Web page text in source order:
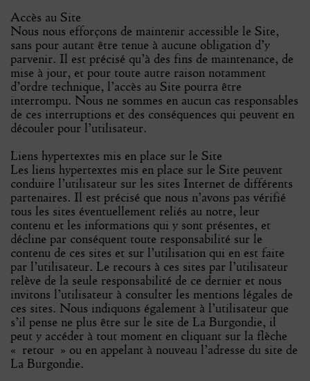
Accès au Site
Nous nous efforçons de maintenir accessible le Site,
sans pour autant être tenue à aucune obligation d’y
parvenir. Il est précisé qu’à des fins de maintenance, de
mise à jour, et pour toute autre raison notamment
d’ordre technique, l’accès au Site pourra être
interrompu. Nous ne sommes en aucun cas responsables
de ces interruptions et des conséquences qui peuvent en
découler pour l’utilisateur.
Liens hypertextes mis en place sur le Site
Les liens hypertextes mis en place sur le Site peuvent
conduire l’utilisateur sur les sites Internet de différents
partenaires. Il est précisé que nous n’avons pas vérifié
tous les sites éventuellement reliés au notre, leur
contenu et les informations qui y sont présentes, et
décline par conséquent toute responsabilité sur le
contenu de ces sites et sur l’utilisation qui en est faite
par l’utilisateur. Le recours à ces sites par l’utilisateur
relève de la seule responsabilité de ce dernier et nous
invitons l’utilisateur à consulter les mentions légales de
ces sites. Nous indiquons également à l’utilisateur que
s’il pense ne plus être sur le site de La Burgondie, il
peut y accéder à tout moment en cliquant sur la flèche
« retour » ou en appelant à nouveau l’adresse du site de
La Burgondie.